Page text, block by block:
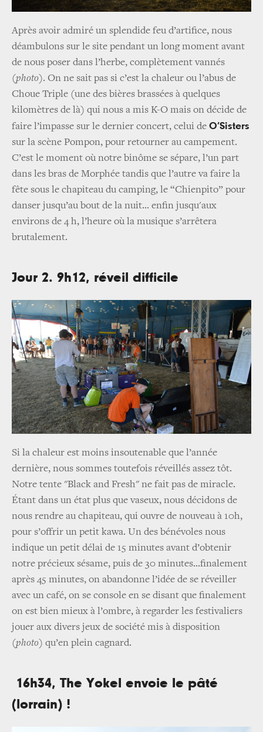
Après avoir admiré un splendide feu d’artifice, nous
déambulons sur le site pendant un long moment avant
de nous poser dans l’herbe, complètement vannés
(photo). On ne sait pas si c’est la chaleur ou l’abus de
Choue Triple (une des bières brassées à quelques
kilomètres de là) qui nous a mis K-O mais on décide de
faire l’impasse sur le dernier concert, celui de O’Sisters
sur la scène Pompon, pour retourner au campement.
C’est le moment où notre binôme se sépare, l’un part
dans les bras de Morphée tandis que l’autre va faire la
fête sous le chapiteau du camping, le “Chienpito” pour
danser jusqu’au bout de la nuit... enfin jusqu'aux
environs de 4 h, l’heure où la musique s’arrêtera
brutalement.
Jour 2. 9h12, réveil difficile
Si la chaleur est moins insoutenable que l’année
dernière, nous sommes toutefois réveillés assez tôt.
Notre tente "Black and Fresh" ne fait pas de miracle.
Étant dans un état plus que vaseux, nous décidons de
nous rendre au chapiteau, qui ouvre de nouveau à 10h,
pour s’offrir un petit kawa. Un des bénévoles nous
indique un petit délai de 15 minutes avant d’obtenir
notre précieux sésame, puis de 30 minutes...finalement
après 45 minutes, on abandonne l’idée de se réveiller
avec un café, on se console en se disant que finalement
on est bien mieux à l’ombre, à regarder les festivaliers
jouer aux divers jeux de société mis à disposition
(photo) qu’en plein cagnard.
16h34, The Yokel envoie le pâté
(lorrain) !